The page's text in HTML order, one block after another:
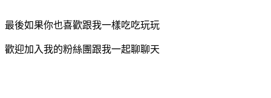
最後如果你也喜歡跟我一樣吃吃玩玩
歡迎加入我的粉絲團跟我一起聊聊天